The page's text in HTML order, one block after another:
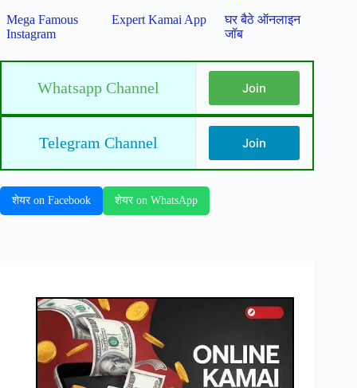
Mega Famous
Instagram
Expert Kamai App
घर बैठे ऑनलाइन
जॉब
Whatsapp Channel Join
Telegram Channel Join
शेयर on Facebook शेयर on WhatsApp